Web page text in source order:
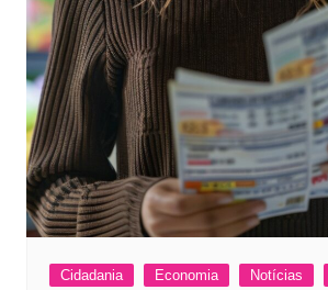
Cidadania Economia Notícias